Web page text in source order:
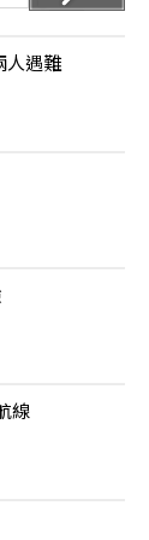
人遇難
線